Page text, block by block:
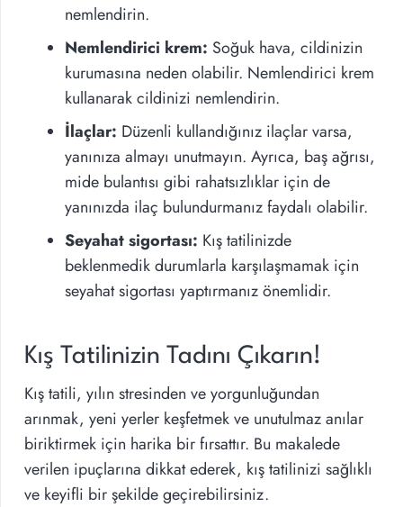
nemlendirin.
Nemlendirici krem: Soğuk hava, cildinizin
kurumasına neden olabilir. Nemlendirici krem
kullanarak cildinizi nemlendirin.
İlaçlar: Düzenli kullandığınız ilaçlar varsa,
yanınıza almayı unutmayın. Ayrıca, baş ağrısı,
mide bulantısı gibi rahatsızlıklar için de
yanınızda ilaç bulundurmanız faydalı olabilir.
Seyahat sigortası: Kış tatilinizde
beklenmedik durumlarla karşılaşmamak için
seyahat sigortası yaptırmanız önemlidir.
Kış Tatilinizin Tadını Çıkarın!
Kış tatili, yılın stresinden ve yorgunluğundan
arınmak, yeni yerler keşfetmek ve unutulmaz anılar
biriktirmek için harika bir fırsattır. Bu makalede
verilen ipuçlarına dikkat ederek, kış tatilinizi sağlıklı
ve keyifli bir şekilde geçirebilirsiniz.